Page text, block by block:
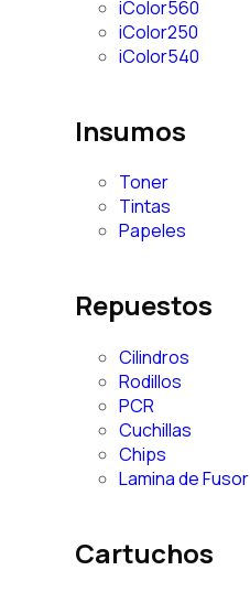
iColor560
iColor250
iColor540
Insumos
Toner
Tintas
Papeles
Repuestos
Cilindros
Rodillos
PCR
Cuchillas
Chips
Lamina de Fusor
Cartuchos